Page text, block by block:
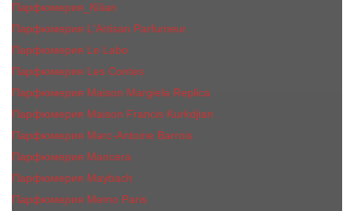
Парфюмерия_КiIiаn
Парфюмерия L'Artisan Parfumeur
Парфюмерия Le Labo
Парфюмерия Les Contes
Парфюмерия Maison Margiela Replica
Парфюмерия Maison Francis Kurkdjian
Парфюмерия Marc-Antoine Barrois
Парфюмерия Mancera
Парфюмерия Maybach
Парфюмерия Memo Paris